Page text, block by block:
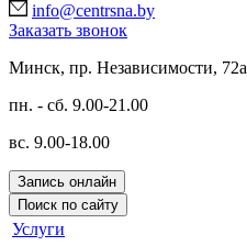
info@centrsna.by
Заказать звонок
Минск, пр. Независимости, 72a
пн. - сб. 9.00-21.00
вс. 9.00-18.00
Запись онлайн
Поиск по сайту
Услуги